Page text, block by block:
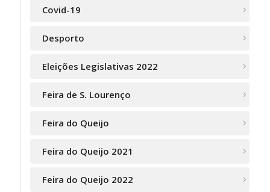
Covid-19
Desporto
Eleições Legislativas 2022
Feira de S. Lourenço
Feira do Queijo
Feira do Queijo 2021
Feira do Queijo 2022